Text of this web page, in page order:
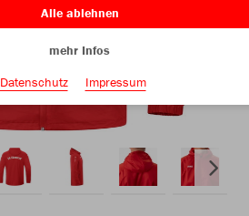
Alle ablehnen
mehr Infos
Datenschutz
Impressum